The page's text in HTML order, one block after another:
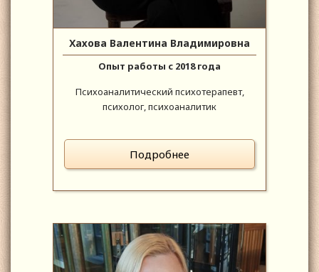
Хахова Валентина Владимировна
Опыт работы с 2018 года
Психоаналитический психотерапевт,
психолог, психоаналитик
Подробнее